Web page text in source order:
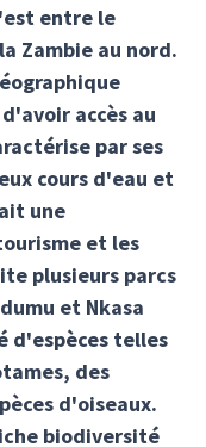
entre le
Zambie au nord.
accès au
par ses
cours d'eau et
une
et les
plusieurs parcs
et Nkasa
d'espèces telles
des
d'oiseaux.
biodiversité